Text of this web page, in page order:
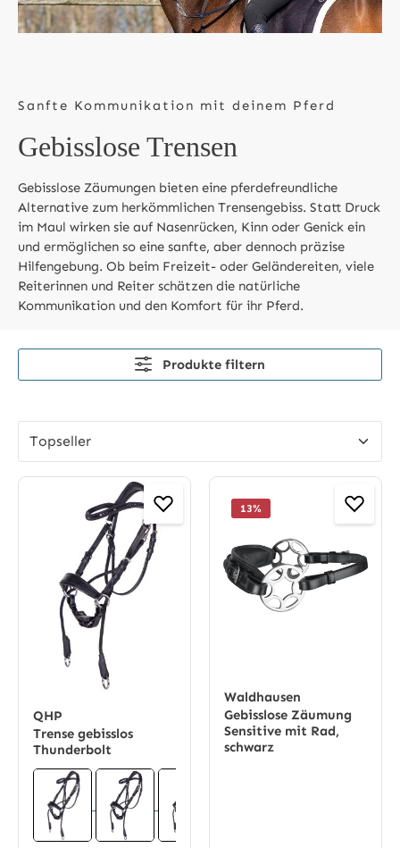
Sanfte Kommunikation mit deinem Pferd
Gebisslose Trensen
Gebisslose Zäumungen bieten eine pferdefreundliche
Alternative zum herkömmlichen Trensengebiss. Statt Druck
im Maul wirken sie auf Nasenrücken, Kinn oder Genick ein
und ermöglichen so eine sanfte, aber dennoch präzise
Hilfengebung. Ob beim Freizeit- oder Geländereiten, viele
Reiterinnen und Reiter schätzen die natürliche
Kommunikation und den Komfort für ihr Pferd.
Produkte filtern
QHP
Trense gebisslos
Thunderbolt
13%
Waldhausen
Gebisslose Zäumung
Sensitive mit Rad,
schwarz